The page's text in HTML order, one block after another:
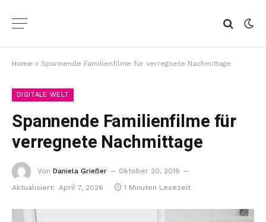
Home » Spannende Familienfilme für verregnete Nachmittage
DIGITALE WELT
Spannende Familienfilme für
verregnete Nachmittage
Von Daniela Grießer
Oktober 20, 2018
Aktualisiert: April 7, 2026 1 Minuten Lesezeit